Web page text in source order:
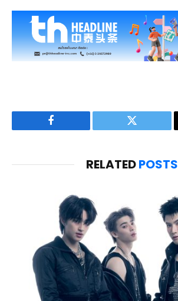
Facebook Twitter
RELATEDPOSTS